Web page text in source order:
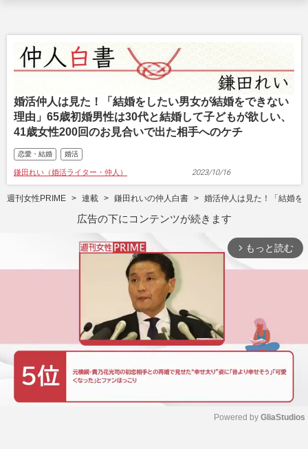
婚活仲人は見た！「結婚をしたい男女が結婚をできない
理由」65歳初婚男性は30代と結婚して子どもが欲しい、
41歳女性200回のお見合いで出た相手へのケチ
恋愛・結婚 婚活
鎌田れい（婚活ライター・仲人） 2023/10/16
週刊女性PRIME 連載 鎌田れいの仲人白書 婚活仲人は見た！「結婚を
広告の下にコンテンツが続きます
arrow_forward_ios もっと読む
Powered by GliaStudios